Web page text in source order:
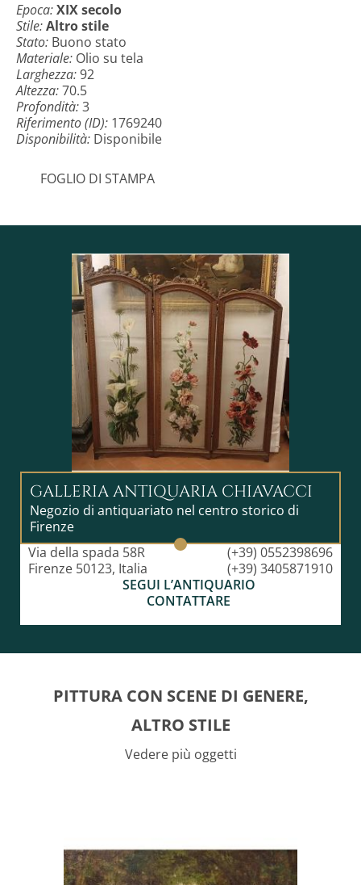
solo opera 64 x 86cm
Epoca:XIX secolo
Stile:Altro stile
Stato: Buono stato
Materiale: Olio su tela
Larghezza:92
Altezza:70.5
Profondità:3
Riferimento (ID): 1769240
Disponibilità: Disponibile
FOGLIO DI STAMPA
GALLERIA ANTIQUARIA CHIAVACCI
Negozio di antiquariato nel centro storico di
Firenze
Via della spada 58R
Firenze 50123, Italia
(+39) 0552398696
(+39) 3405871910
SEGUI L’ANTIQUARIO
CONTATTARE
PITTURA CON SCENE DI GENERE,
ALTRO STILE
Vedere più oggetti